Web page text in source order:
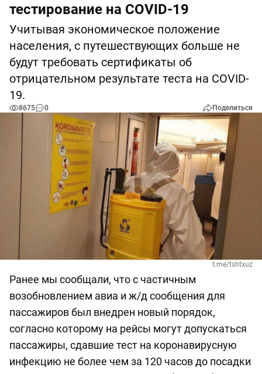
тестирование на COVID-19
Учитывая экономическое положение
населения, с путешествующих больше не
будут требовать сертификаты об
отрицательном результате теста на COVID-
19.
8675 0 Поделиться
t.me/tshtxuz
Ранее мы сообщали, что с частичным
возобновлением авиа и ж/д сообщения для
пассажиров был внедрен новый порядок,
согласно которому на рейсы могут допускаться
пассажиры, сдавшие тест на коронавирусную
инфекцию не более чем за 120 часов до посадки